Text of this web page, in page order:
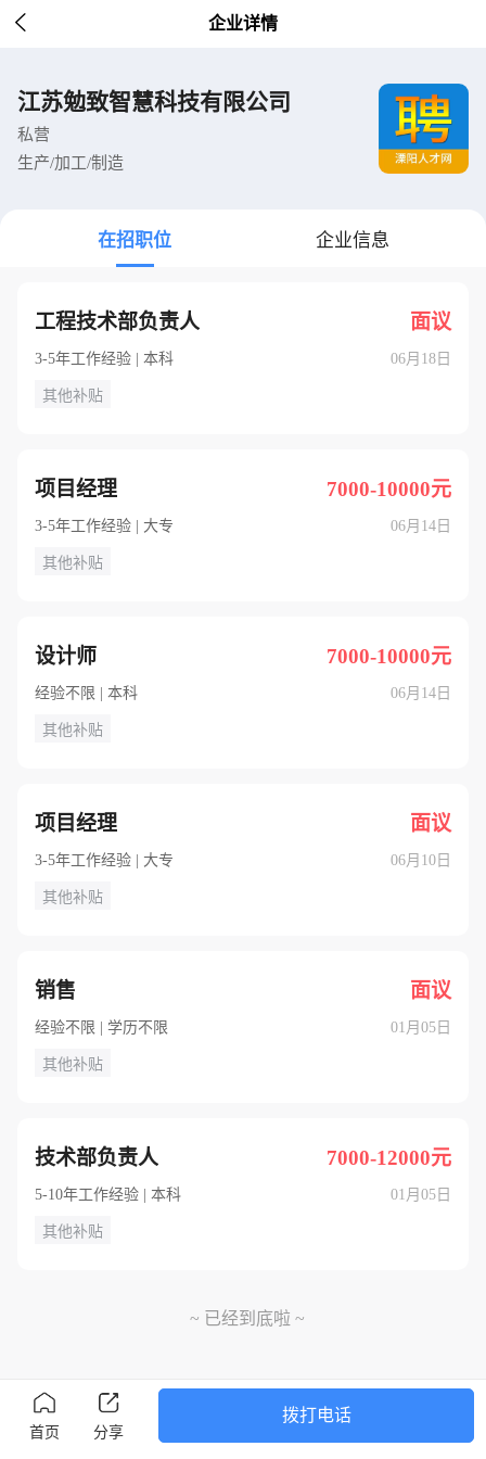
 企业详情
江苏勉致智慧科技有限公司
私营
生产/加工/制造
在招职位 企业信息
工程技术部负责人 面议
3-5年工作经验 | 本科 06月18日
其他补贴
项目经理 7000-10000元
3-5年工作经验 | 大专 06月14日
其他补贴
设计师 7000-10000元
经验不限 | 本科 06月14日
其他补贴
项目经理 面议
3-5年工作经验 | 大专 06月10日
其他补贴
销售 面议
经验不限 | 学历不限 01月05日
其他补贴
技术部负责人 7000-12000元
5-10年工作经验 | 本科 01月05日
其他补贴
~ 已经到底啦 ~
首页 分享
拨打电话